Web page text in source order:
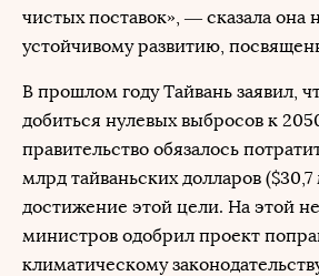
чистых поставок», — сказала она
устойчивому развитию,
В прошлом году Тайвань заявил,
добиться нулевых выбросов к
правительство обязалось
млрд тайваньских долларов
достижение этой цели. На этой
министров одобрил проект
климатическому